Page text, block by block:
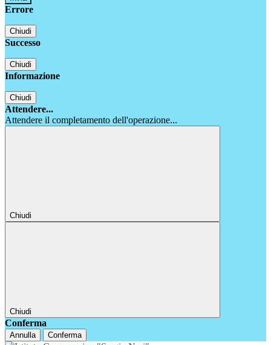
Errore
Chiudi
Successo
Chiudi
Informazione
Chiudi
Attendere...
Attendere il completamento dell'operazione...
Chiudi
Chiudi
Conferma
Annulla Conferma